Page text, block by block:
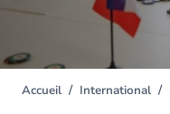
You
Accueil International